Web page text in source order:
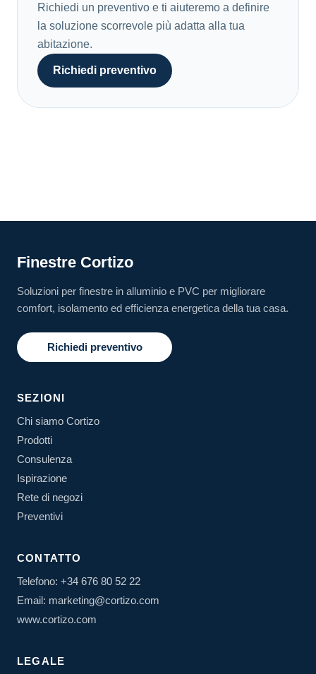
Richiedi un preventivo e ti aiuteremo a definire
la soluzione scorrevole più adatta alla tua
abitazione.
Richiedi preventivo
Finestre Cortizo
Soluzioni per finestre in alluminio e PVC per migliorare
comfort, isolamento ed efficienza energetica della tua casa.
Richiedi preventivo
SEZIONI
Chi siamo Cortizo
Prodotti
Consulenza
Ispirazione
Rete di negozi
Preventivi
CONTATTO
Telefono: +34 676 80 52 22
Email: marketing@cortizo.com
www.cortizo.com
LEGALE